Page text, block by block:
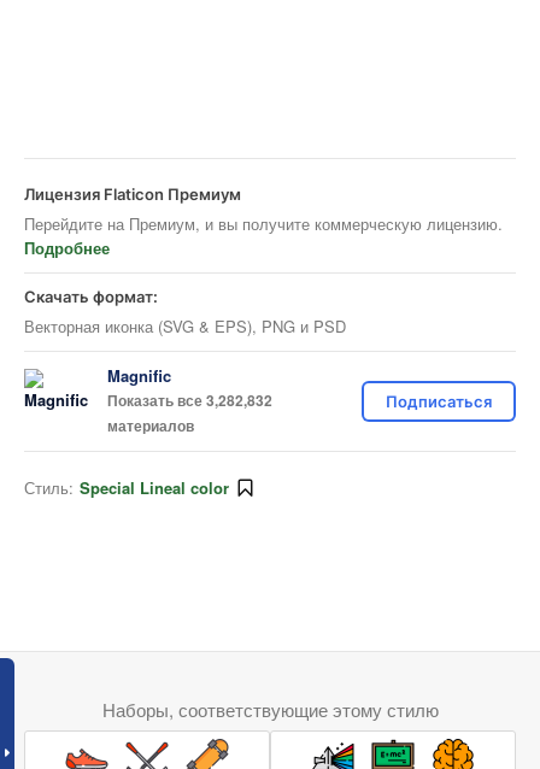
Лицензия Flaticon Премиум
Перейдите на Премиум, и вы получите коммерческую лицензию.
Подробнее
Скачать формат:
Векторная иконка (SVG & EPS), PNG и PSD
Magnific
Показать все 3,282,832
материалов
Подписаться
Стиль: Special Lineal color
Наборы, соответствующие этому стилю